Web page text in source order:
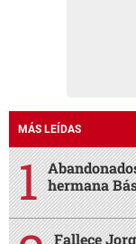
MÁS LEÍDAS
hermana
Fallece